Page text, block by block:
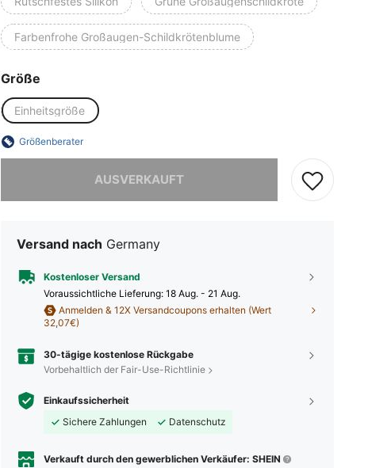
Farbenfrohe Großaugen-Schildkrötenblume
Größe
Einheitsgröße
Größenberater
AUSVERKAUFT
Versand nach Germany
Kostenloser Versand
Voraussichtliche Lieferung: 18 Aug. - 21 Aug.
Anmelden & 12X Versandcoupons erhalten (Wert
32,07€)
30-tägige kostenlose Rückgabe
Vorbehaltlich der Fair-Use-Richtlinie
Einkaufssicherheit
Sichere Zahlungen
Datenschutz
Verkauft durch den gewerblichen Verkäufer: SHEIN